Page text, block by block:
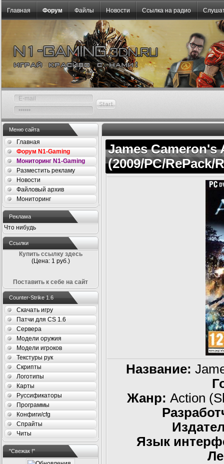
Главная Форум Файлы Новости Ссылка на радио
Меню сайта
Главная
Форум N1-Gaming
Мониторинг N1-Gaming
Разместить рекламу
Новости
Файловый архив
Мониторинг
Реклама
Что нибудь
Ссылки
Купить ссылку здесь
(Цена: 1 руб.)
Поставить к себе на сайт
Counter-Strike 1.6
Скачать игру
Патчи для CS 1.6
Сервера
Модели оружия
Модели игроков
Текстуры рук
Скрипты
Логотипы
Карты
Руссификаторы
Программы
Конфиги/cfg
Спрайты
Читы
"Свежак !"
James Cameron's
(2009/PC/RePack/
Название:
Жанр: Action
Язык